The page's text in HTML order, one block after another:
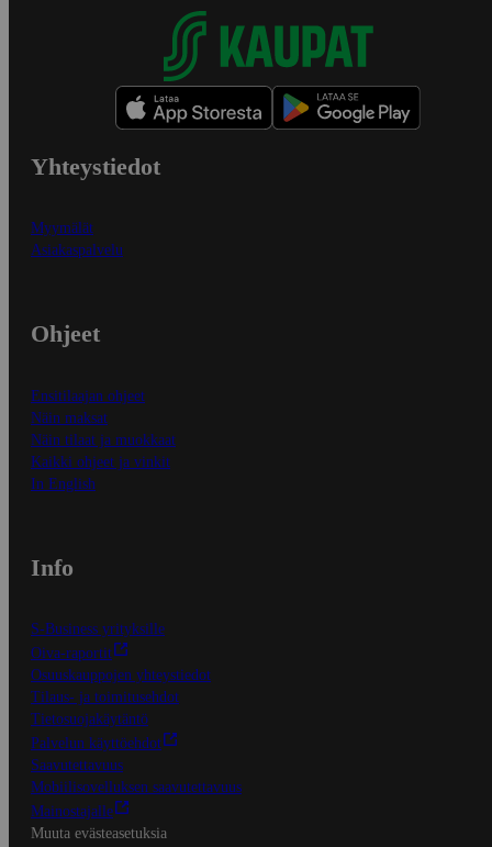
Yhteystiedot
Myymälät
Asiakaspalvelu
Ohjeet
Ensitilaajan ohjeet
Näin maksat
Näin tilaat ja muokkaat
Kaikki ohjeet ja vinkit
In English
Info
S-Business yrityksille
Oiva-raportit
Osuuskauppojen yhteystiedot
Tilaus- ja toimitusehdot
Tietosuojakäytäntö
Palvelun käyttöehdot
Saavutettavuus
Mobiilisovelluksen saavutettavuus
Mainostajalle
Muuta evästeasetuksia